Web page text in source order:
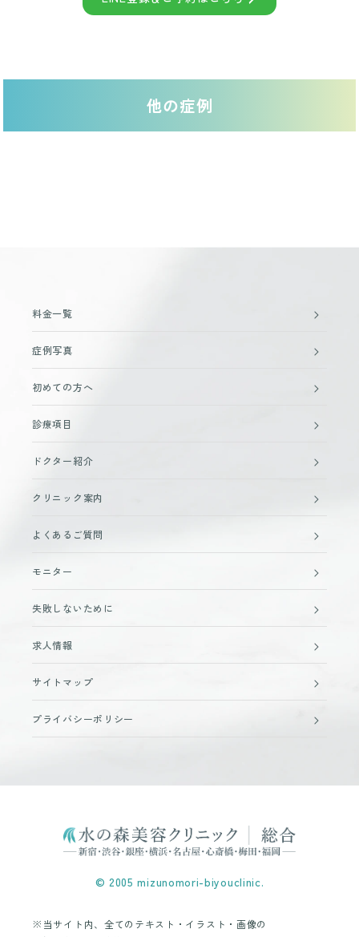
他の症例
料金一覧
症例写真
初めての方へ
診療項目
ドクター紹介
クリニック案内
よくあるご質問
モニター
失敗しないために
求人情報
サイトマップ
プライバシーポリシー
© 2005 mizunomori-biyouclinic.
※当サイト内、全てのテキスト・イラスト・画像の